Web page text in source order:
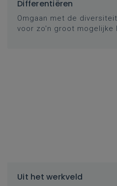
Differentiëren
Omgaan met de
voor zo'n groot mogelijke
Uit het werkveld